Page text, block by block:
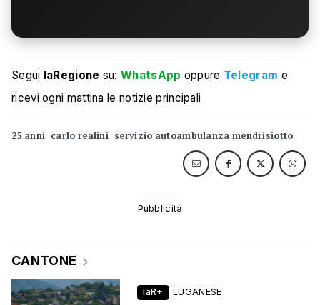
Segui laRegione su:WhatsApp oppure Telegram e
ricevi ogni mattina le notizie principali
25 anni carlo realini servizio autoambulanza mendrisiotto
CANTONE
laR+ LUGANESE